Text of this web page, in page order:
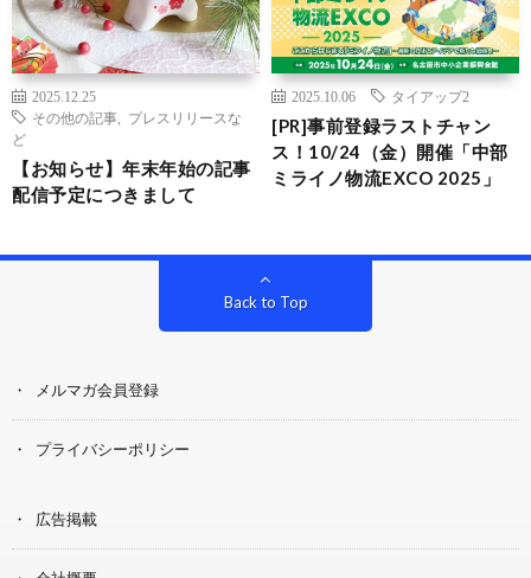
2025.12.25
その他の記事
プレスリリースな
ど
【お知らせ】年末年始の記事
配信予定につきまして
2025.10.06 タイアップ2
[PR]事前登録ラストチャン
ス！10/24（金）開催「中部
ミライノ物流EXCO 2025」
Back to Top
メルマガ会員登録
プライバシーポリシー
広告掲載